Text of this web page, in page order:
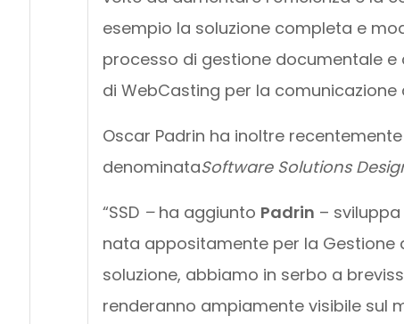
esempio la soluzione completa e
processo di gestione documentale e
di WebCasting per la comunicazione
Oscar Padrin ha inoltre
denominataSoftware Solutions
“SSD – ha aggiunto Padrin –
nata appositamente per la Gestione
soluzione, abbiamo in serbo a
renderanno ampiamente visibile sul